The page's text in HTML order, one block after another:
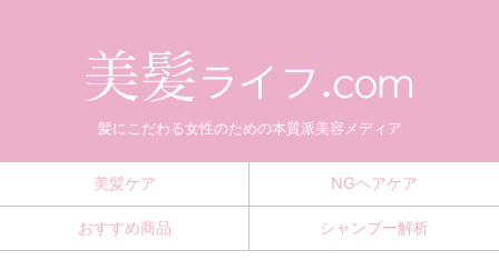
髪にこだわる女性のための本質派美容メディア
美髪ケア NGヘアケア
おすすめ商品 シャンプー解析